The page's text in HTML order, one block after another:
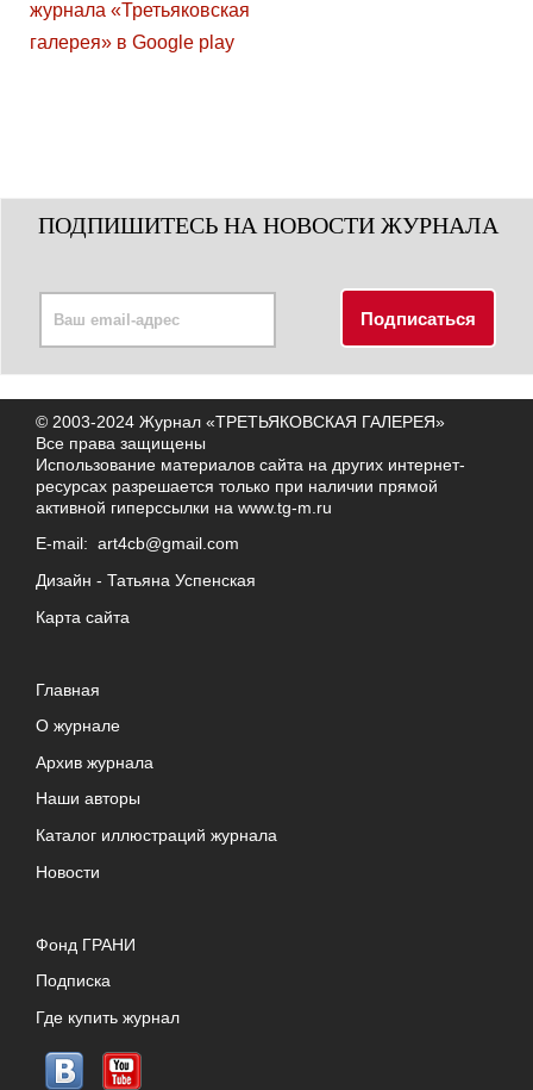
ПОДПИШИТЕСЬ НА НОВОСТИ ЖУРНАЛА
© 2003-2024 Журнал «ТРЕТЬЯКОВСКАЯ ГАЛЕРЕЯ»
Все права защищены
Использование материалов сайта на других интернет-
ресурсах разрешается только при наличии прямой
активной гиперссылки на www.tg-m.ru
E-mail: art4cb@gmail.com
Дизайн - Татьяна Успенская
Карта сайта
Главная
О журнале
Архив журнала
Наши авторы
Каталог иллюстраций журнала
Новости
Фонд ГРАНИ
Подписка
Где купить журнал